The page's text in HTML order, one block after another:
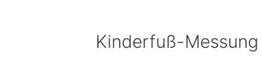
Kinderfuß-Messung